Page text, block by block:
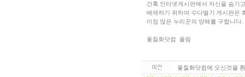
간혹 인터넷게시판에서 자신을 숨기
배제하기 위하여 수다떨기 게시판은
이점 많은 누리꾼의 양해를 구합니다.
옻칠화닷컴 올림
옻칠화닷컴에 오신것을